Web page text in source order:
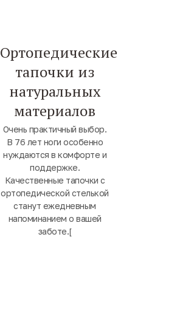
Ортопедические
тапочки из
натуральных
материалов
Очень практичный выбор.
В 76 лет ноги особенно
нуждаются в комфорте и
поддержке.
Качественные тапочки с
ортопедической стелькой
станут ежедневным
напоминанием о вашей
заботе.[